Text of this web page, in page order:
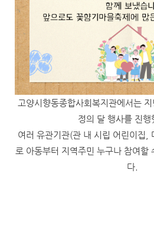
고양시향동종합사회복지관에서는
정의 달 행사를 진행
여러 유관기관(관 내 시립 어린이집,
로 아동부터 지역주민 누구나 참여할
다.